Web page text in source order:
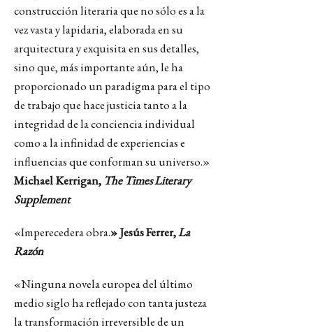
construcción literaria que no sólo es a la
vez vasta y lapidaria, elaborada en su
arquitectura y exquisita en sus detalles,
sino que, más importante aún, le ha
proporcionado un paradigma para el tipo
de trabajo que hace justicia tanto a la
integridad de la conciencia individual
como a la infinidad de experiencias e
influencias que conforman su universo.»
Michael Kerrigan, The Times Literary
Supplement
«Imperecedera obra.» Jesús Ferrer,La
Razón
«Ninguna novela europea del último
medio siglo ha reflejado con tanta justeza
la transformación irreversible de un